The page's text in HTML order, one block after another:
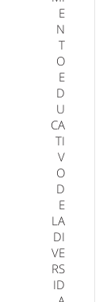
E
N
T
O
E
D
U
CA
TI
V
O
D
E
LA
DI
VE
RS
ID